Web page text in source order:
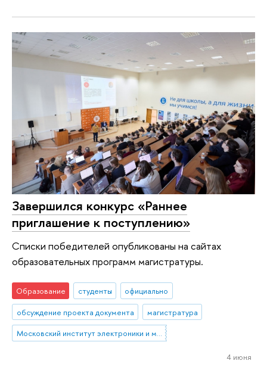
Завершился конкурс «Раннее
приглашение к поступлению»
Списки победителей опубликованы на сайтах
образовательных программ магистратуры.
Образование студенты
официально
обсуждение проекта документа
магистратура
Московский институт электроники и математики им. А.Н. Тихонова
4 июня